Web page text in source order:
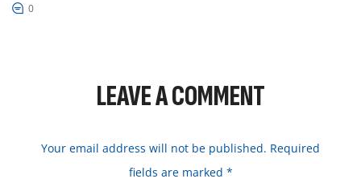
0
LEAVE A COMMENT
Your email address will not be published. Required
fields are marked *